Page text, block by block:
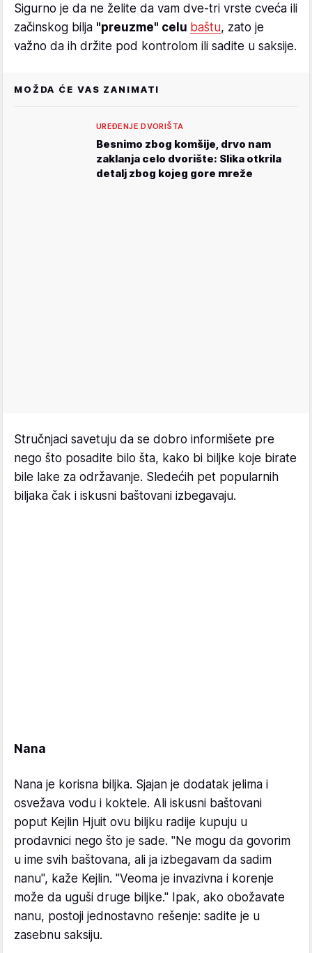
Sigurno je da ne želite da vam dve-tri vrste cveća ili
začinskog bilja "preuzme" celu baštu, zato je
važno da ih držite pod kontrolom ili sadite u saksije.
MOŽDA ĆE VAS ZANIMATI
UREĐENJE DVORIŠTA
Besnimo zbog komšije, drvo nam
zaklanja celo dvorište: Slika otkrila
detalj zbog kojeg gore mreže
Stručnjaci savetuju da se dobro informišete pre
nego što posadite bilo šta, kako bi biljke koje birate
bile lake za održavanje. Sledećih pet popularnih
biljaka čak i iskusni baštovani izbegavaju.
Nana
Nana je korisna biljka. Sjajan je dodatak jelima i
osvežava vodu i koktele. Ali iskusni baštovani
poput Kejlin Hjuit ovu biljku radije kupuju u
prodavnici nego što je sade. "Ne mogu da govorim
u ime svih baštovana, ali ja izbegavam da sadim
nanu", kaže Kejlin. "Veoma je invazivna i korenje
može da uguši druge biljke." Ipak, ako obožavate
nanu, postoji jednostavno rešenje: sadite je u
zasebnu saksiju.